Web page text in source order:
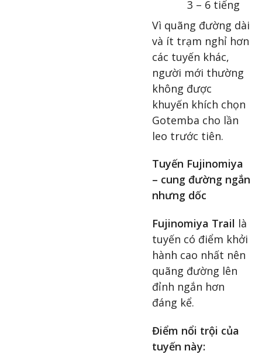
3 – 6 tiếng
Vì quãng đường dài
và ít trạm nghỉ hơn
các tuyến khác,
người mới thường
không được
khuyến khích chọn
Gotemba cho lần
leo trước tiên.
Tuyến Fujinomiya
– cung đường ngắn
nhưng dốc
Fujinomiya Trail là
tuyến có điểm khởi
hành cao nhất nên
quãng đường lên
đỉnh ngắn hơn
đáng kể.
Điểm nổi trội của
tuyến này: